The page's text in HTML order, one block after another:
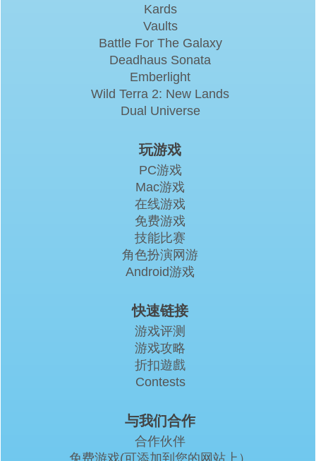
Kards
Vaults
Battle For The Galaxy
Deadhaus Sonata
Emberlight
Wild Terra 2: New Lands
Dual Universe
玩游戏
PC游戏
Mac游戏
在线游戏
免费游戏
技能比赛
角色扮演网游
Android游戏
快速链接
游戏评测
游戏攻略
折扣遊戲
Contests
与我们合作
合作伙伴
免费游戏(可添加到您的网站上）